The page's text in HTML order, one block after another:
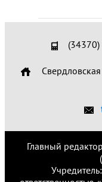
Главный